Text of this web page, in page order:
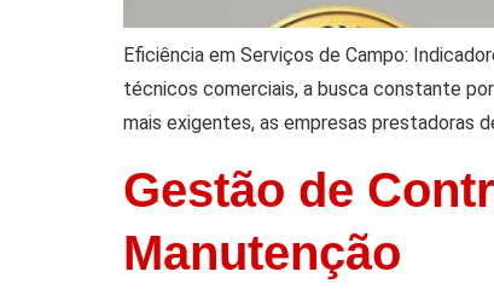
Eficiência em Serviços de Campo:
técnicos comerciais, a busca constante
mais exigentes, as empresas prestadoras
Gestão de
Manutenção